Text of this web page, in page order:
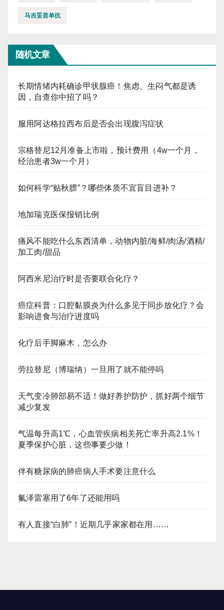
马吉妥昔单抗
随机文章
长期情绪内耗确诊甲状腺癌！焦虑、生闷气都是诱
因，自查你中招了吗？
服用阿达格拉西布后是否会出现腹泻症状
宗格替尼12月准备上市啦，预计费用（4w一个月，
经治患者3w一个月）
如何科学“贴秋膘”？哪些体质不宜盲目进补？
地加瑞克医保报销比例
痛风不能吃什么东西清单，动物内脏/海鲜/肉汤/酒精/
加工肉/甜品
阿西米尼治疗时是否要联合化疗？
癌症科普：口腔黏膜炎为什么多见于同步放化疗？会
影响进食与治疗进度吗
化疗后手脚麻木，怎么办
劳拉替尼（博瑞纳）一旦用了就不能停吗
天气变冷肺部易不适！做好养护防护，抓好两个细节
减少复发
气温每升高1℃，心血管疾病相关死亡率升高2.1%！
夏季保护心脏，这些事要少做！
伴有糖尿病的肺癌病人手术要注意什么
氟泽雷塞用了6年了还能用吗
有人直接“白肺”！近期几乎家家都在用……